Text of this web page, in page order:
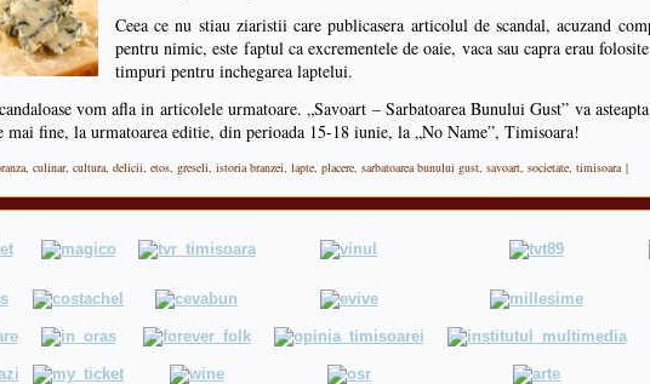
Ceea ce nu stiau ziaristii care publicasera articolul de scandal, acuzand
pentru nimic, este faptul ca excrementele de oaie, vaca sau capra erau
timpuri pentru inchegarea laptelui.
vom afla in articolele urmatoare. „Savoart – Sarbatoarea Bunului Gust” va
mai fine, la urmatoarea editie, din perioada 15-18 iunie, la „No Name”, Timisoara!
, culinar, cultura, delicii, etos, greseli, istoria branzei, lapte, placere, sarbatoarea bunului gust, savoart, societate, timisoara |